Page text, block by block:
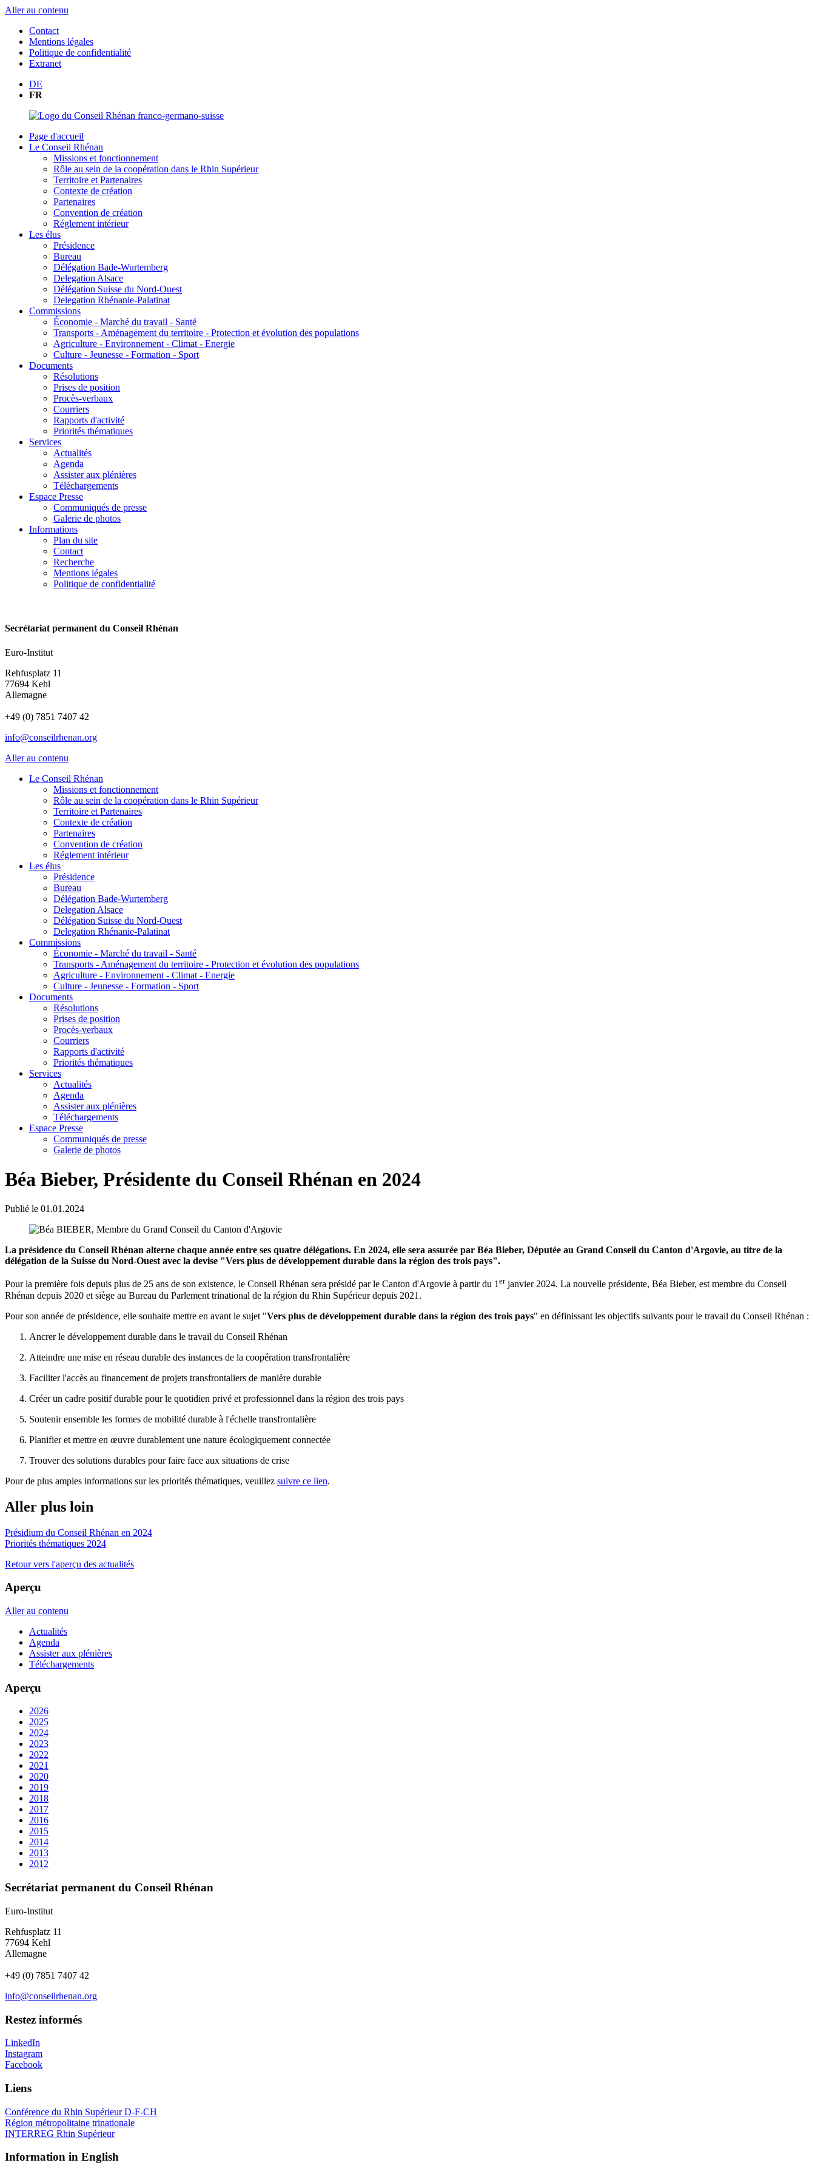
Aller au contenu
Contact
Mentions légales
Politique de confidentialité
Extranet
DE
FR
Page d'accueil
Le Conseil Rhénan
Missions et fonctionnement
Rôle au sein de la coopération dans le Rhin Supérieur
Territoire et Partenaires
Contexte de création
Partenaires
Convention de création
Réglement intérieur
Les élus
Présidence
Bureau
Délégation Bade-Wurtemberg
Delegation Alsace
Délégation Suisse du Nord-Ouest
Delegation Rhénanie-Palatinat
Commissions
Économie - Marché du travail - Santé
Transports - Aménagement du territoire - Protection et évolution des populations
Agriculture - Environnement - Climat - Energie
Culture - Jeunesse - Formation - Sport
Documents
Résolutions
Prises de position
Procès-verbaux
Courriers
Rapports d'activité
Priorités thématiques
Services
Actualités
Agenda
Assister aux plénières
Téléchargements
Espace Presse
Communiqués de presse
Galerie de photos
Informations
Plan du site
Contact
Recherche
Mentions légales
Politique de confidentialité
Secrétariat permanent du Conseil Rhénan
Euro-Institut
Rehfusplatz 11
77694 Kehl
Allemagne
+49 (0) 7851 7407 42
info@conseilrhenan.org
Aller au contenu
Le Conseil Rhénan
Missions et fonctionnement
Rôle au sein de la coopération dans le Rhin Supérieur
Territoire et Partenaires
Contexte de création
Partenaires
Convention de création
Réglement intérieur
Les élus
Présidence
Bureau
Délégation Bade-Wurtemberg
Delegation Alsace
Délégation Suisse du Nord-Ouest
Delegation Rhénanie-Palatinat
Commissions
Économie - Marché du travail - Santé
Transports - Aménagement du territoire - Protection et évolution des populations
Agriculture - Environnement - Climat - Energie
Culture - Jeunesse - Formation - Sport
Documents
Résolutions
Prises de position
Procès-verbaux
Courriers
Rapports d'activité
Priorités thématiques
Services
Actualités
Agenda
Assister aux plénières
Téléchargements
Espace Presse
Communiqués de presse
Galerie de photos
Béa Bieber, Présidente du Conseil Rhénan en 2024
Publié le 01.01.2024
La présidence du Conseil Rhénan alterne chaque année entre ses quatre délégations. En 2024, elle sera assurée par Béa Bieber, Députée au Grand Conseil du Canton d'Argovie, au titre de la
délégation de la Suisse du Nord-Ouest avec la devise "Vers plus de développement durable dans la région des trois pays".
Pour la première fois depuis plus de 25 ans de son existence, le Conseil Rhénan sera présidé par le Canton d'Argovie à partir du 1erjanvier 2024. La nouvelle présidente, Béa Bieber, est membre du Conseil
Rhénan depuis 2020 et siège au Bureau du Parlement trinational de la région du Rhin Supérieur depuis 2021.
Pour son année de présidence, elle souhaite mettre en avant le sujet "Vers plus de développement durable dans la région des trois pays" en définissant les objectifs suivants pour le travail du Conseil Rhénan :
Ancrer le développement durable dans le travail du Conseil Rhénan
Atteindre une mise en réseau durable des instances de la coopération transfrontalière
Faciliter l'accès au financement de projets transfrontaliers de manière durable
Créer un cadre positif durable pour le quotidien privé et professionnel dans la région des trois pays
Soutenir ensemble les formes de mobilité durable à l'échelle transfrontalière
Planifier et mettre en œuvre durablement une nature écologiquement connectée
Trouver des solutions durables pour faire face aux situations de crise
Pour de plus amples informations sur les priorités thématiques, veuillez suivre ce lien.
Aller plus loin
Présidium du Conseil Rhénan en 2024
Priorités thématiques 2024
Retour vers l'aperçu des actualités
Aperçu
Aller au contenu
Actualités
Agenda
Assister aux plénières
Téléchargements
Aperçu
2026
2025
2024
2023
2022
2021
2020
2019
2018
2017
2016
2015
2014
2013
2012
Secrétariat permanent du Conseil Rhénan
Euro-Institut
Rehfusplatz 11
77694 Kehl
Allemagne
+49 (0) 7851 7407 42
info@conseilrhenan.org
Restez informés
LinkedIn
Instagram
Facebook
Liens
Conférence du Rhin Supérieur D-F-CH
Région métropolitaine trinationale
INTERREG Rhin Supérieur
Information in English